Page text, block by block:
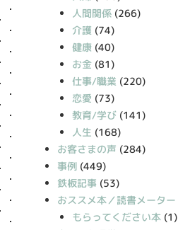
人間関係(266)
介護 (74)
健康(40)
お金(81)
仕事/職業 (220)
恋愛 (73)
教育/学び(141)
人生 (168)
お客さまの声 (284)
事例 (449)
鉄板記事 (53)
おススメ本／読書メーター
もらってください本(1)